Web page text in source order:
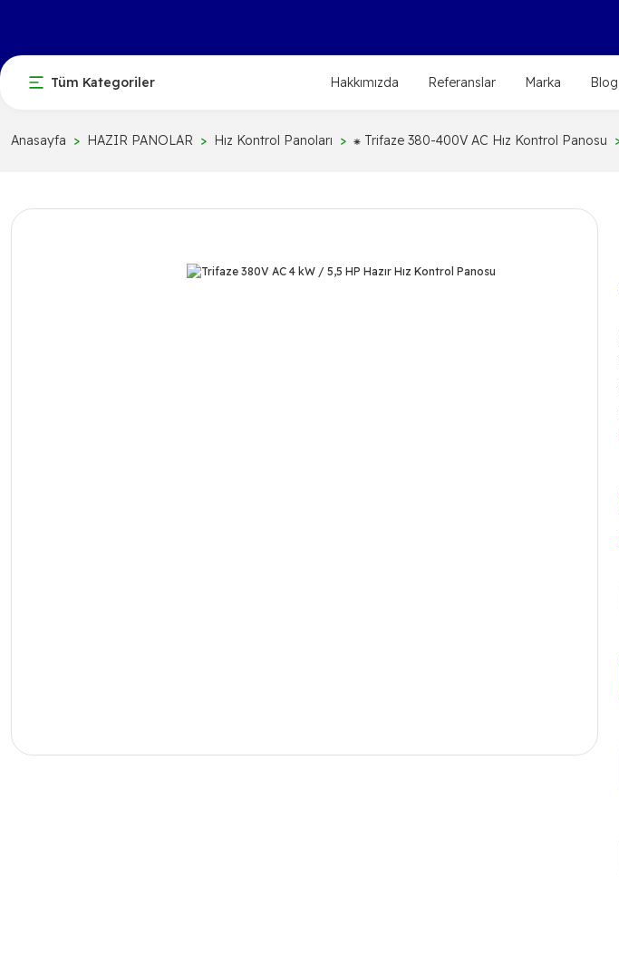
Tüm Kategoriler Hakkımızda Referanslar Marka Blog
Anasayfa HAZIR PANOLAR Hız Kontrol Panoları ⁕ Trifaze 380-400V AC Hız Kontrol Panosu